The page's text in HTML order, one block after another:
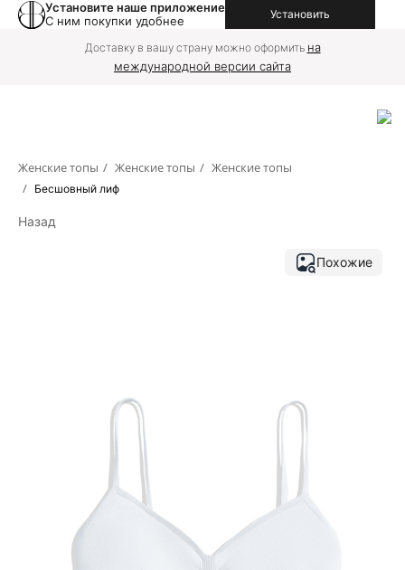
Установите наше приложение
С ним покупки удобнее
Установить
Доставку в вашу страну можно оформить на
международной версии сайта
Женские топы / Женские топы / Женские топы
/ Бесшовный лиф
Назад
Похожие